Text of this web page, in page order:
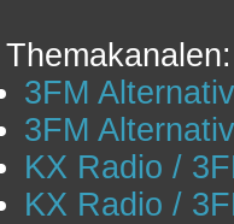
Themakanalen:
3FM
3FM
KX Radio /
KX Radio /